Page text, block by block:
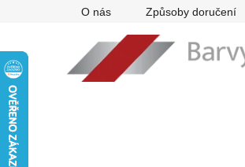
O nás Způsoby doručení